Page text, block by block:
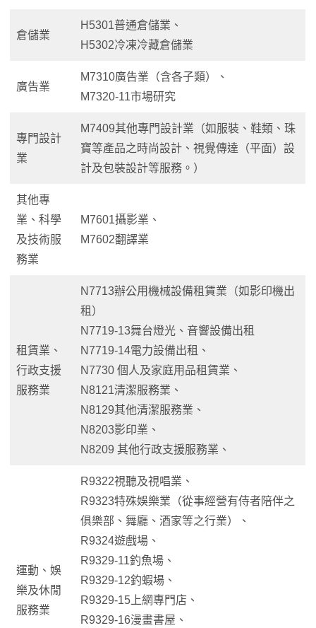
倉儲業
H5301普通倉儲業、
H5302冷凍冷藏倉儲業
廣告業
M7310廣告業（含各子類）、
M7320-11市場研究
專門設計
業
M7409其他專門設計業（如服裝、鞋類、珠
寶等產品之時尚設計、視覺傳達（平面）設
計及包裝設計等服務。）
其他專
業、科學
及技術服
務業
M7601攝影業、
M7602翻譯業
租賃業、
行政支援
服務業
N7713辦公用機械設備租賃業（如影印機出
租）
N7719-13舞台燈光、音響設備出租
N7719-14電力設備出租、
N7730 個人及家庭用品租賃業、
N8121清潔服務業、
N8129其他清潔服務業、
N8203影印業、
N8209 其他行政支援服務業、
運動、娛
樂及休閒
服務業
R9322視聽及視唱業、
R9323特殊娛樂業（從事經營有侍者陪伴之
俱樂部、舞廳、酒家等之行業）、
R9324遊戲場、
R9329-11釣魚場、
R9329-12釣蝦場、
R9329-15上網專門店、
R9329-16漫畫書屋、